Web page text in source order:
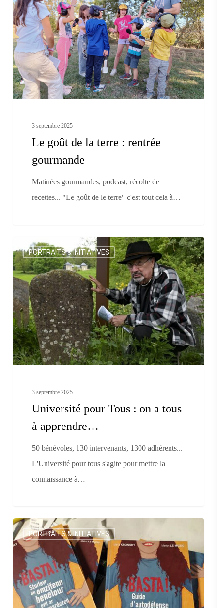
de
la
terre
:
rentrée
gourmande
3 septembre 2025
Le goût de la terre : rentrée
gourmande
Matinées gourmandes, podcast, récolte de
recettes... "Le goût de le terre" c'est tout cela à…
Université
pour
Tous
:
on
a
tous
à
apprendre…
PORTRAITS & INITIATIVES
3 septembre 2025
Université pour Tous : on a tous
à apprendre…
50 bénévoles, 130 intervenants, 1300 adhérents...
L'Université pour tous s'agite pour mettre la
connaissance à…
Constance,
pro
l’auto-
défense
féministe
PORTRAITS & INITIATIVES